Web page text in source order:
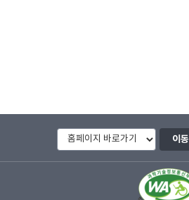
이동